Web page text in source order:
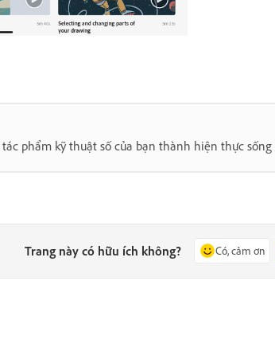
phẩm kỹ thuật số của bạn thành hiện thực sống
Trang này có hữu ích không? Có, cảm ơn